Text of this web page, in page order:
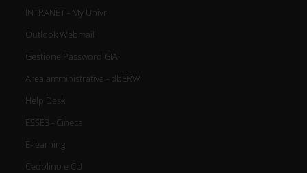
INTRANET - My Univr
Outlook Webmail
Gestione Password GIA
Area amministrativa - dbERW
Help Desk
ESSE3 - Cineca
E-learning
Cedolino e CU